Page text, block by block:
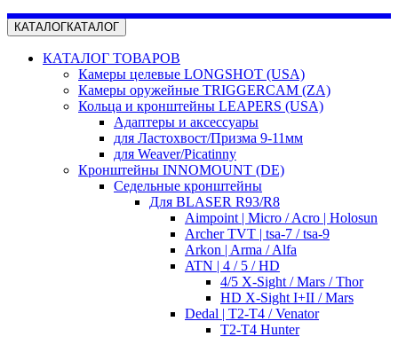
КАТАЛОГКАТАЛОГ
КАТАЛОГ ТОВАРОВ
Камеры целевые LONGSHOT (USA)
Камеры оружейные TRIGGERCAM (ZA)
Кольца и кронштейны LEAPERS (USA)
Адаптеры и аксессуары
для Ластохвост/Призма 9-11мм
для Weaver/Picatinny
Кронштейны INNOMOUNT (DE)
Седельные кронштейны
Для BLASER R93/R8
Aimpoint | Micro / Acro | Holosun
Archer TVT | tsa-7 / tsa-9
Arkon | Arma / Alfa
ATN | 4 / 5 / HD
4/5 X-Sight / Mars / Thor
HD X-Sight I+II / Mars
Dedal | T2-T4 / Venator
T2-T4 Hunter